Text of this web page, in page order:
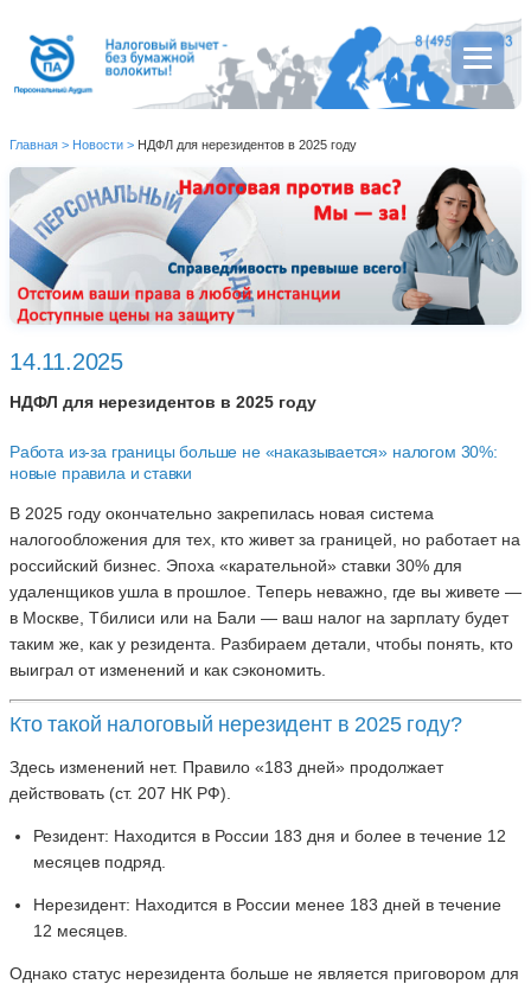
Главная > Новости > НДФЛ для нерезидентов в 2025 году
14.11.2025
НДФЛ для нерезидентов в 2025 году
Работа из-за границы больше не «наказывается» налогом 30%:
новые правила и ставки
В 2025 году окончательно закрепилась новая система
налогообложения для тех, кто живет за границей, но работает на
российский бизнес. Эпоха «карательной» ставки 30% для
удаленщиков ушла в прошлое. Теперь неважно, где вы живете —
в Москве, Тбилиси или на Бали — ваш налог на зарплату будет
таким же, как у резидента. Разбираем детали, чтобы понять, кто
выиграл от изменений и как сэкономить.
Кто такой налоговый нерезидент в 2025 году?
Здесь изменений нет. Правило «183 дней» продолжает
действовать (ст. 207 НК РФ).
Резидент: Находится в России 183 дня и более в течение 12
месяцев подряд.
Нерезидент: Находится в России менее 183 дней в течение
12 месяцев.
Однако статус нерезидента больше не является приговором для